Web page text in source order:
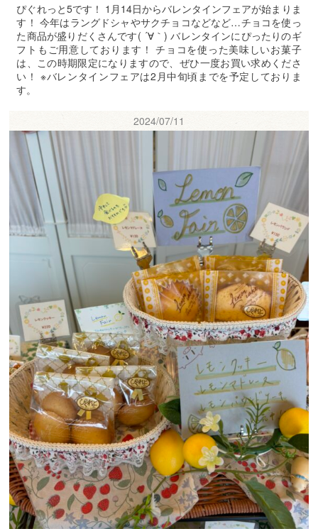
ぴぐれっと5です！ 1月14日からバレンタインフェアが始まりま
す！ 今年はラングドシャやサクチョコなどなど…チョコを使っ
た商品が盛りだくさんです( ´∀｀) バレンタインにぴったりのギ
フトもご用意しております！ チョコを使った美味しいお菓子
は、この時期限定になりますので、ぜひ一度お買い求めくださ
い！ ※バレンタインフェアは2月中旬頃までを予定しておりま
す。
2024/07/11